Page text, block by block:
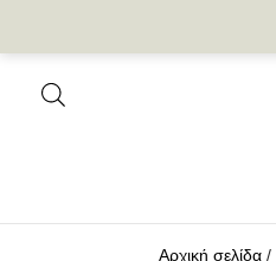
Αρχική σελίδα /